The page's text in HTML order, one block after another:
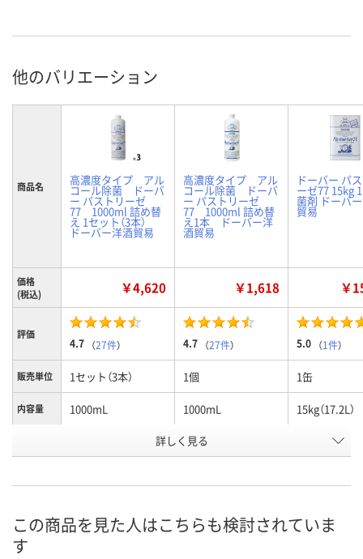
他のバリエーション
商品名 高濃度タイプ アル
コール除菌 ドーバ
ー パストリーゼ
77 1000ml 詰め替
え 1セット（3本）
ドーバー洋酒貿易
高濃度タイプ アル
コール除菌 ドーバ
ー パストリーゼ
77 1000ml 詰め替
え1本 ドーバー洋
酒貿易
ドーバー パ
ーゼ77 15kg
菌剤 ドーバ
貿易
価格
(税込)
￥4,620 ￥1,618 ￥
評価
4.7 （27件） 4.7 （27件） 5.0 （1件）
販売単位 1セット（3本） 1個 1缶
内容量 1000mL 1000mL 15kg（17.2L）
EX42779 RX66767
8月7日（金）
詳しく見る
この商品を見た人はこちらも検討されていま
す